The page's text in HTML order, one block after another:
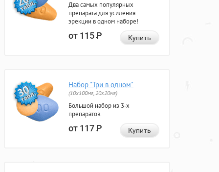
Два самых популярных
препарата для усиления
эрекции в одном наборе!
от 115Р Купить
Набор "Три в одном"
(10x100мг, 20x20мг)
Большой набор из 3-х
препаратов.
от 117Р Купить